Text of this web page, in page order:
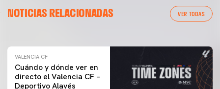
NOTICIAS RELACIONADAS VER TODAS
ENTRENAMIENTO DEL VALENCIA CF 04/03/26
VALENCIA CF
Cuándo y dónde ver en
directo el Valencia CF –
Deportivo Alavés